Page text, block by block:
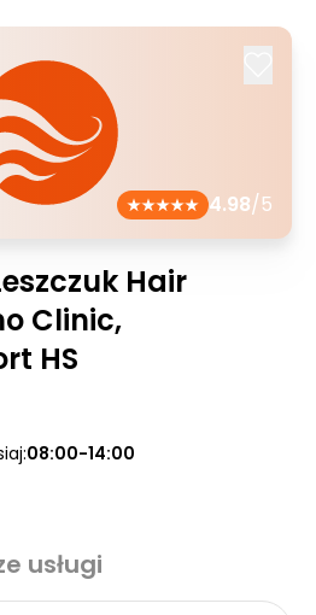
4.98/5
Hair
Clinic,
HS
08:00-14:00
usługi